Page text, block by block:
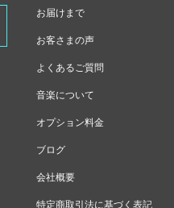
お届けまで
お客さまの声
よくあるご質問
音楽について
オプション料金
ブログ
会社概要
特定商取引法に基づく表記